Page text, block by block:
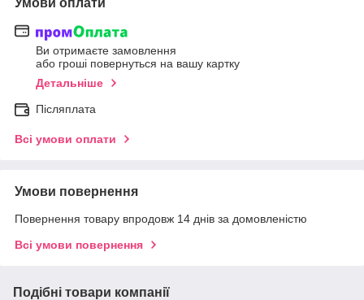
Умови оплати
Ви отримаєте замовлення
або гроші повернуться на вашу картку
Детальніше
Післяплата
Всі умови оплати
Умови повернення
Повернення товару впродовж 14 днів за домовленістю
Всі умови повернення
Подібні товари компанії